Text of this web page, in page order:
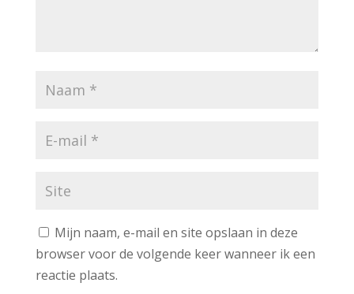
Mijn naam, e-mail en site opslaan in deze
browser voor de volgende keer wanneer ik een
reactie plaats.